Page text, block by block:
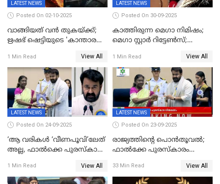
LATEST NEWS
Posted On 02-10-2025
വാങ്ങിയത് വൻ തുകയ്ക്ക്;
ഋഷഭ് ഷെട്ടിയുടെ 'കാന്താര
കാണാം
1 Min Read View All
LATEST NEWS
Posted On 30-09-2025
കാത്തിരുന്ന മെഗാ നിമിഷം;
മെഗാ സ്റ്റാർ റിട്ടേൺസ്;
ക്യാമറയ്ക്ക് മുന്നിലേക്ക്
1 Min Read View All
LATEST NEWS
Posted On 24-09-2025
‘ആ വരികള്‍ ‘വീണപൂവി’ലേത്
അല്ല, ഫാൽക്കെ പുരസ്‌കാരം
മോഹന്‍ലാല്‍ ഉദ്ധരിച്ച
വരികളെ ചൊല്ലി
1 Min Read View All
LATEST NEWS
Posted On 23-09-2025
രാജ്യത്തിന്റെ പൊൻതൂവൽ;
ഫാൽക്കേ പുരസ്കാരം
സിനിമ ആത്മാവിന്റെ
സ്പന്ദനമെന്ന് ലാൽ;
33 Min Read View All